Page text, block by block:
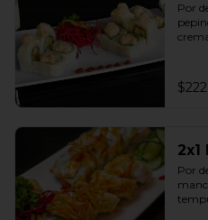
Por
2x1
Por